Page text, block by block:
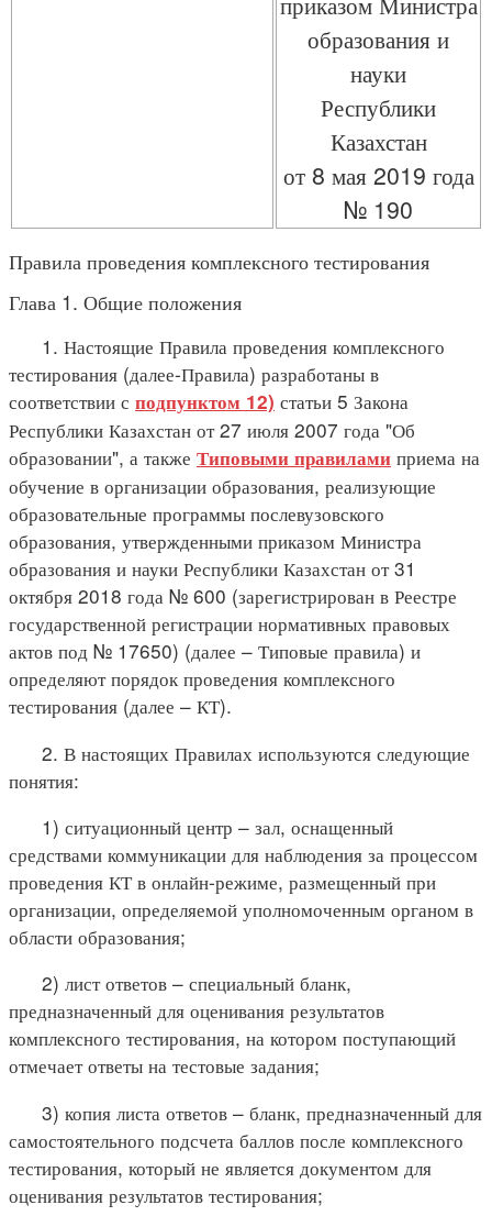
образования и
науки
Республики
Казахстан
от 8 мая 2019 года
№ 190
Правила проведения комплексного тестирования
Глава 1. Общие положения
1. Настоящие Правила проведения комплексного
тестирования (далее-Правила) разработаны в
соответствии с подпунктом 12) статьи 5 Закона
Республики Казахстан от 27 июля 2007 года "Об
образовании", а также Типовыми правилами приема на
обучение в организации образования, реализующие
образовательные программы послевузовского
образования, утвержденными приказом Министра
образования и науки Республики Казахстан от 31
октября 2018 года № 600 (зарегистрирован в Реестре
государственной регистрации нормативных правовых
актов под № 17650) (далее – Типовые правила) и
определяют порядок проведения комплексного
тестирования (далее – КТ).
2. В настоящих Правилах используются следующие
понятия:
1) ситуационный центр – зал, оснащенный
средствами коммуникации для наблюдения за процессом
проведения КТ в онлайн-режиме, размещенный при
организации, определяемой уполномоченным органом в
области образования;
2) лист ответов – специальный бланк,
предназначенный для оценивания результатов
комплексного тестирования, на котором поступающий
отмечает ответы на тестовые задания;
3) копия листа ответов – бланк, предназначенный для
самостоятельного подсчета баллов после комплексного
тестирования, который не является документом для
оценивания результатов тестирования;